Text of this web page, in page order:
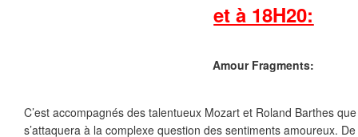
et à 18H20:
Amour Fragments:
C’est accompagnés des talentueux Mozart et Roland Barthes
s’attaquera à la complexe question des sentiments amoureux.